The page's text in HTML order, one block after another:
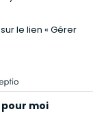
de l’âge, des
les tout-petits,
faciles à attraper
adaptés. Ils
la coordination
davantage de
la